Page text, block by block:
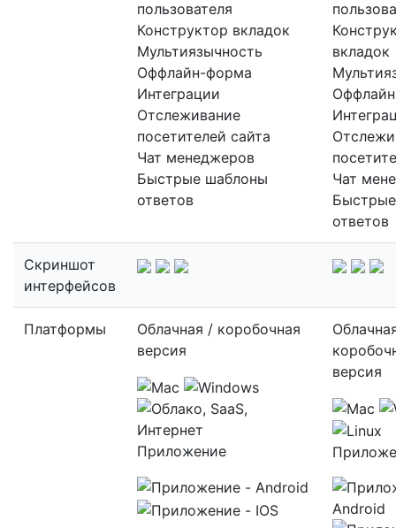
пользователя
Конструктор вкладок
Мультиязычность
Оффлайн-форма
Интеграции
Отслеживание
посетителей сайта
Чат менеджеров
Быстрые шаблоны
ответов
вкладок
Чат
ответов
Скриншот
интерфейсов
Платформы
Облачная / коробочная
версия
Приложение
версия